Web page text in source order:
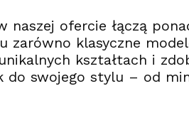
naszej ofercie łączą
zarówno klasyczne
kształtach i
do swojego stylu – od